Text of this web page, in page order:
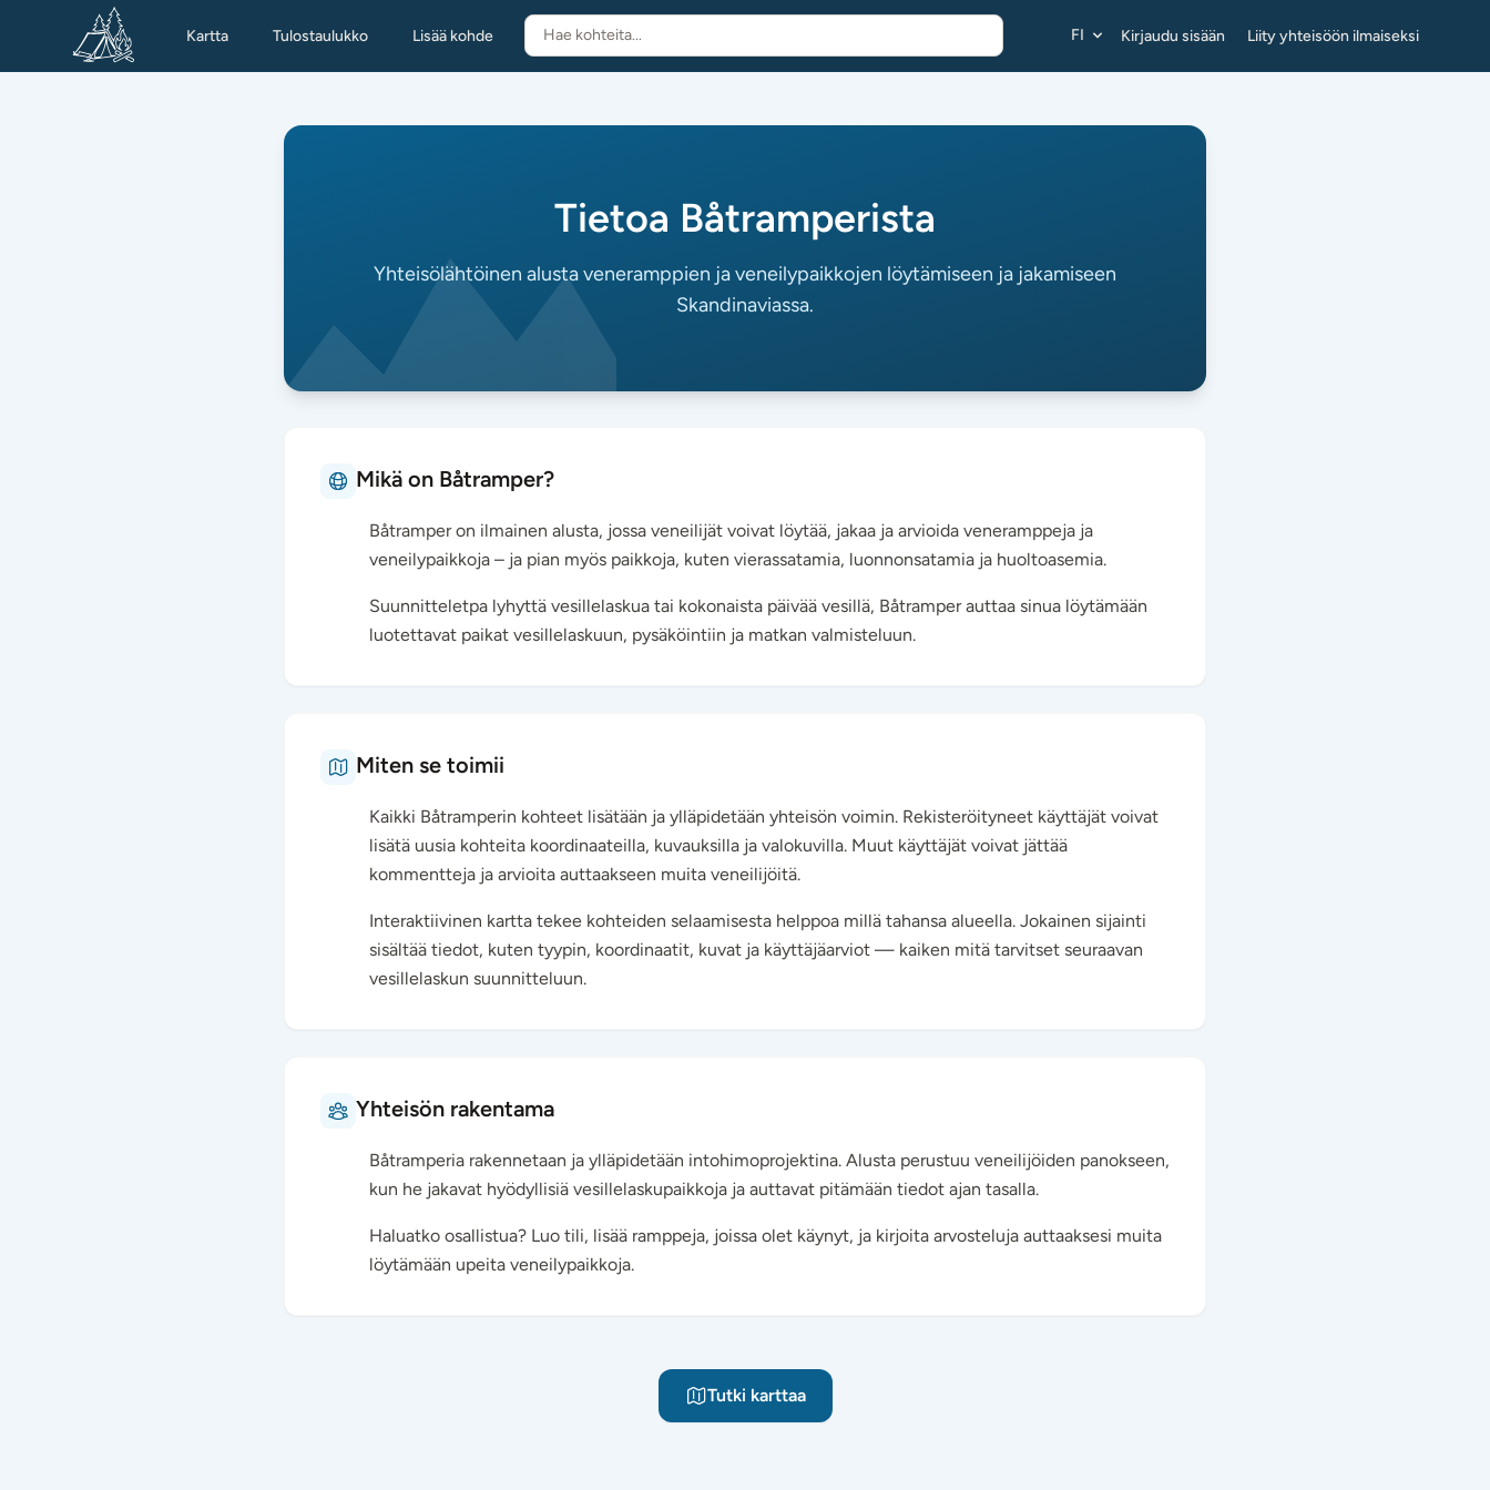
Kartta Tulostaulukko Lisää kohde FI Kirjaudu sisään Liity yhteisöön ilmaiseksi
Tietoa Båtramperista
Yhteisölähtöinen alusta veneramppien ja veneilypaikkojen löytämiseen ja jakamiseen
Skandinaviassa.
Mikä on Båtramper?
Båtramper on ilmainen alusta, jossa veneilijät voivat löytää, jakaa ja arvioida veneramppeja ja
veneilypaikkoja – ja pian myös paikkoja, kuten vierassatamia, luonnonsatamia ja huoltoasemia.
Suunnitteletpa lyhyttä vesillelaskua tai kokonaista päivää vesillä, Båtramper auttaa sinua löytämään
luotettavat paikat vesillelaskuun, pysäköintiin ja matkan valmisteluun.
Miten se toimii
Kaikki Båtramperin kohteet lisätään ja ylläpidetään yhteisön voimin. Rekisteröityneet käyttäjät voivat
lisätä uusia kohteita koordinaateilla, kuvauksilla ja valokuvilla. Muut käyttäjät voivat jättää
kommentteja ja arvioita auttaakseen muita veneilijöitä.
Interaktiivinen kartta tekee kohteiden selaamisesta helppoa millä tahansa alueella. Jokainen sijainti
sisältää tiedot, kuten tyypin, koordinaatit, kuvat ja käyttäjäarviot — kaiken mitä tarvitset seuraavan
vesillelaskun suunnitteluun.
Yhteisön rakentama
Båtramperia rakennetaan ja ylläpidetään intohimoprojektina. Alusta perustuu veneilijöiden panokseen,
kun he jakavat hyödyllisiä vesillelaskupaikkoja ja auttavat pitämään tiedot ajan tasalla.
Haluatko osallistua? Luo tili, lisää ramppeja, joissa olet käynyt, ja kirjoita arvosteluja auttaaksesi muita
löytämään upeita veneilypaikkoja.
Tutki karttaa